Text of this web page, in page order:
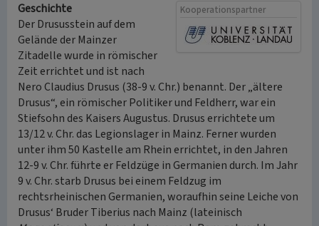
Kooperationspartner
Geschichte
Der Drususstein auf dem
Gelände der Mainzer
Zitadelle wurde in römischer
Zeit errichtet und ist nach
Nero Claudius Drusus (38-9 v. Chr.) benannt. Der „ältere
Drusus“, ein römischer Politiker und Feldherr, war ein
Stiefsohn des Kaisers Augustus. Drusus errichtete um
13/12 v. Chr. das Legionslager in Mainz. Ferner wurden
unter ihm 50 Kastelle am Rhein errichtet, in den Jahren
12-9 v. Chr. führte er Feldzüge in Germanien durch. Im Jahr
9 v. Chr. starb Drusus bei einem Feldzug im
rechtsrheinischen Germanien, woraufhin seine Leiche von
Drusus‘ Bruder Tiberius nach Mainz (lateinisch